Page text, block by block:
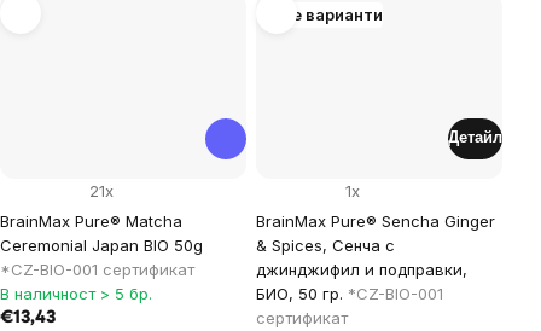
BrainMax Pure® Matcha
Ceremonial Japan BIO 50g
*CZ-BIO-001 сертификат
21x
В наличност > 5 бр.
€13,43
Още варианти
BrainMax Pure® Sencha Ginger
& Spices, Сенча с
джинджифил и подправки,
БИО, 50 гр. *CZ-BIO-001
сертификат
1x
Детайл